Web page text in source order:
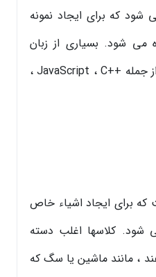
شود که برای ایجاد نمونه
می شود. بسیاری از زبان
های برنامه نویسی شی گرا از جمله ++JavaScript ، C ،
برای ایجاد اشیاء خاص
شود. کلاسها اغلب دسته
، مانند ماشین یا سگ که